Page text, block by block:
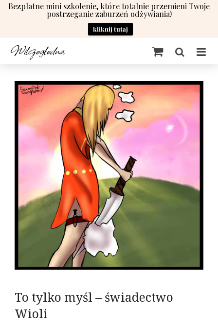
Bezplatne mini szkolenie, które totalnie przemieni Twoje
postrzeganie zaburzeń odżywiania!
kliknij tutaj
Przejdź
To tylko myśl – świadectwo
Wioli